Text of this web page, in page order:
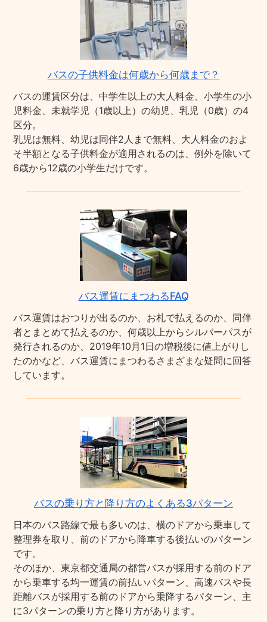
バスの子供料金は何歳から何歳まで？
バスの運賃区分は、中学生以上の大人料金、小学生の小
児料金、未就学児（1歳以上）の幼児、乳児（0歳）の4
区分。
乳児は無料、幼児は同伴2人まで無料、大人料金のおよ
そ半額となる子供料金が適用されるのは、例外を除いて
6歳から12歳の小学生だけです。
バス運賃にまつわるFAQ
バス運賃はおつりが出るのか、お札で払えるのか、同伴
者とまとめて払えるのか、何歳以上からシルバーパスが
発行されるのか、2019年10月1日の増税後に値上がりし
たのかなど、バス運賃にまつわるさまざまな疑問に回答
しています。
バスの乗り方と降り方のよくある3パターン
日本のバス路線で最も多いのは、横のドアから乗車して
整理券を取り、前のドアから降車する後払いのパターン
です。
そのほか、東京都交通局の都営バスが採用する前のドア
から乗車する均一運賃の前払いパターン、高速バスや長
距離バスが採用する前のドアから乗降するパターン、主
に3パターンの乗り方と降り方があります。